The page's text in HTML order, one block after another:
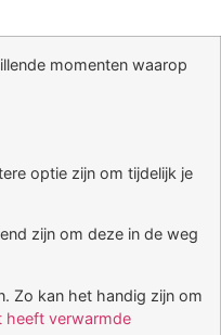
momenten waarop
optie zijn om tijdelijk je
zijn om deze in de weg
Zo kan het handig zijn om
heeft verwarmde